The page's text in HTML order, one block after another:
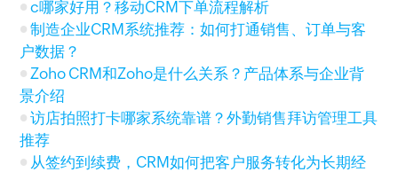
c哪家好用？移动CRM下单流程解析
制造企业CRM系统推荐：如何打通销售、订单与客
户数据？
Zoho CRM和Zoho是什么关系？产品体系与企业背
景介绍
访店拍照打卡哪家系统靠谱？外勤销售拜访管理工具
推荐
从签约到续费，CRM如何把客户服务转化为长期经